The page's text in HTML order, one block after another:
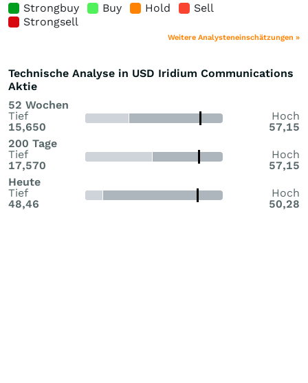
Strongbuy Buy Hold
Sell
Strongsell
Weitere Analysteneinschätzungen »
Technische Analyse in USD Iridium Communications
Aktie
52 Wochen
Tief
15,650
Hoch
57,15
200 Tage
Tief
17,570
Hoch
57,15
Heute
Tief
48,46
Hoch
50,28